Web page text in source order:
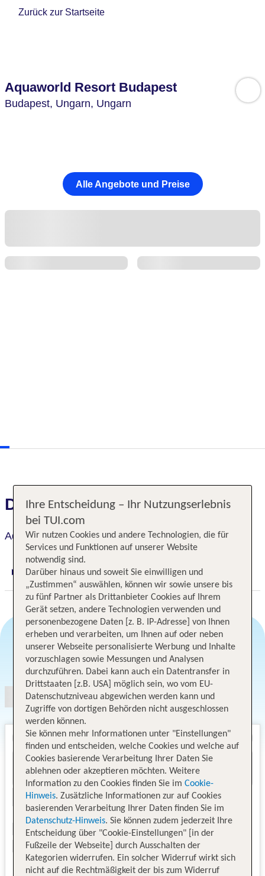
Zurück zur Startseite
Aquaworld Resort Budapest
Budapest, Ungarn, Ungarn
Alle Angebote und Preise
Das erwartet Sie
Aquaworld Resort Budapest
Digitaler und telefonischer 24/7 TUI Service
Angebotsauswahl
Ihre Entscheidung – Ihr Nutzungserlebnis
bei TUI.com
Wir nutzen Cookies und andere Technologien, die für
Services und Funktionen auf unserer Website
notwendig sind.
Darüber hinaus und soweit Sie einwilligen und
„Zustimmen“ auswählen, können wir sowie unsere bis
zu fünf Partner als Drittanbieter Cookies auf Ihrem
Gerät setzen, andere Technologien verwenden und
personenbezogene Daten [z. B. IP-Adresse] von Ihnen
erheben und verarbeiten, um Ihnen auf oder neben
unserer Webseite personalisierte Werbung und Inhalte
vorzuschlagen sowie Messungen und Analysen
durchzuführen. Dabei kann auch ein Datentransfer in
Drittstaaten [z.B. USA] möglich sein, wo vom EU-
Datenschutzniveau abgewichen werden kann und
Zugriffe von dortigen Behörden nicht ausgeschlossen
werden können.
Sie können mehr Informationen unter "Einstellungen"
finden und entscheiden, welche Cookies und welche auf
Cookies basierende Verarbeitung Ihrer Daten Sie
ablehnen oder akzeptieren möchten. Weitere
Information zu den Cookies finden Sie im Cookie-
Hinweis. Zusätzliche Informationen zur auf Cookies
basierenden Verarbeitung Ihrer Daten finden Sie im
Datenschutz-Hinweis. Sie können zudem jederzeit Ihre
Entscheidung über "Cookie-Einstellungen" [in der
Fußzeile der Webseite] durch Ausschalten der
Kategorien widerrufen. Ein solcher Widerruf wirkt sich
nicht auf die Rechtmäßigkeit der bis zum Widerruf